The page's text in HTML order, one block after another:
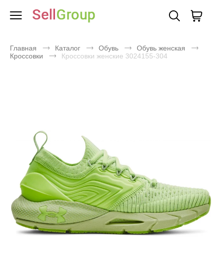
Главная Каталог Обувь
Обувь женская
Кроссовки
Кроссовки женские 3024155-304